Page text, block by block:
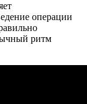
операции
ритм